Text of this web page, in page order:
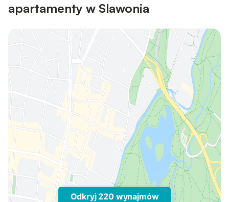
apartamenty w Slawonia
Odkryj 220 wynajmów